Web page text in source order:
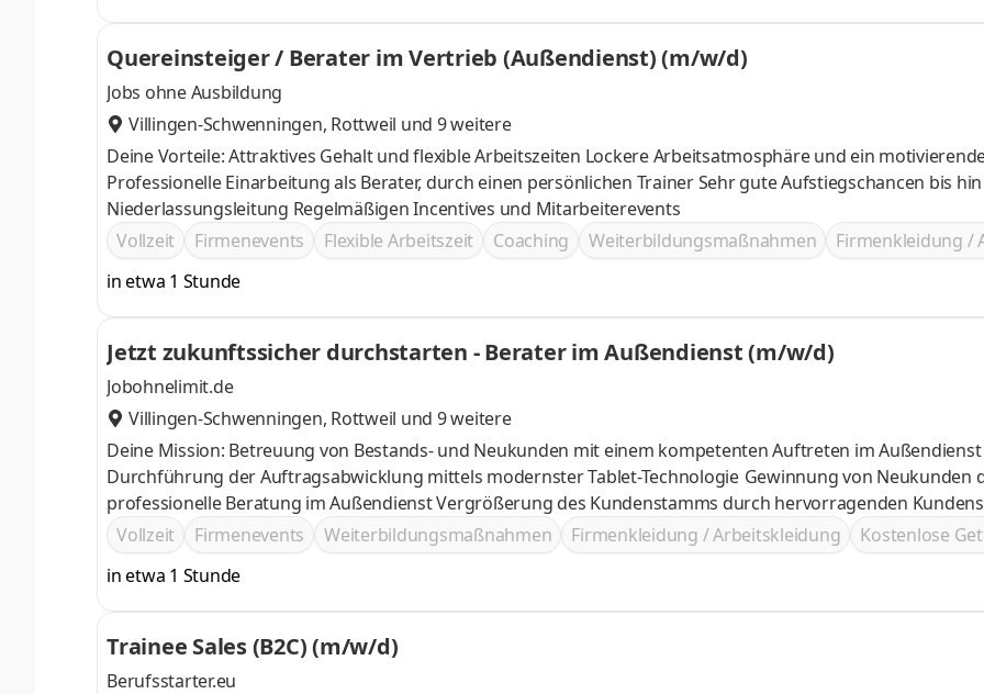
Quereinsteiger / Berater im Vertrieb (Außendienst) (m/w/d)
Jobs ohne Ausbildung
Villingen-Schwenningen, Rottweil und 9 weitere
Deine Vorteile: Attraktives Gehalt und flexible Arbeitszeiten Lockere Arbeitsatmosphäre und ein motivierendes Team
Professionelle Einarbeitung als Berater, durch einen persönlichen Trainer Sehr gute Aufstiegschancen bis hin zur
Niederlassungsleitung Regelmäßigen Incentives und Mitarbeiterevents
Vollzeit
Firmenevents Flexible Arbeitszeit Coaching Weiterbildungsmaßnahmen Firmenkleidung /
in etwa 1 Stunde
Jetzt zukunftssicher durchstarten - Berater im Außendienst (m/w/d)
Jobohnelimit.de
Villingen-Schwenningen, Rottweil und 9 weitere
Deine Mission: Betreuung von Bestands- und Neukunden mit einem kompetenten Auftreten im Außendienst
Durchführung der Auftragsabwicklung mittels modernster Tablet-Technologie Gewinnung von Neukunden durch
professionelle Beratung im Außendienst Vergrößerung des Kundenstamms durch hervorragenden
Vollzeit
Firmenevents Weiterbildungsmaßnahmen Firmenkleidung / Arbeitskleidung Kostenlose
in etwa 1 Stunde
Trainee Sales (B2C) (m/w/d)
Berufsstarter.eu